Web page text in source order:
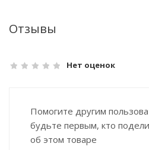
Отзывы
Нет оценок
Помогите другим
будьте первым, кто
об этом товаре